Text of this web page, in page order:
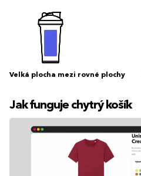
Velká plocha mezi rovné plochy
Jak funguje chytrý košík